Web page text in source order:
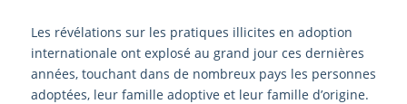
Les révélations sur les pratiques illicites en adoption
internationale ont explosé au grand jour ces dernières
années, touchant dans de nombreux pays les personnes
adoptées, leur famille adoptive et leur famille d’origine.